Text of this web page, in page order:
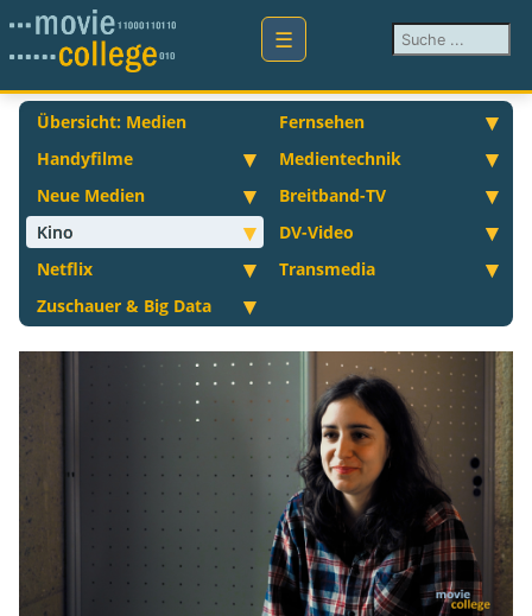
Suchen ...
Übersicht: Medien
Fernsehen
Handyfilme
Medientechnik
Neue Medien
Breitband-TV
Kino
DV-Video
Netflix
Transmedia
Zuschauer & Big Data